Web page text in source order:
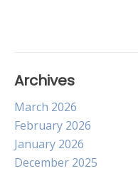
Archives
March 2026
February 2026
January 2026
December 2025